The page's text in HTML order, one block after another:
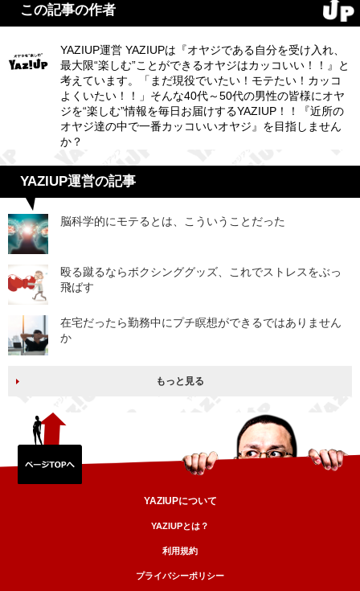
この記事の作者
YAZIUP運営 YAZIUPは『オヤジである自分を受け入れ、
最大限“楽しむ”ことができるオヤジはカッコいい！！』と
考えています。「まだ現役でいたい！モテたい！カッコ
よくいたい！！」そんな40代～50代の男性の皆様にオヤ
ジを“楽しむ”情報を毎日お届けするYAZIUP！！『近所の
オヤジ達の中で一番カッコいいオヤジ』を目指しません
か？
YAZIUP運営の記事
脳科学的にモテるとは、こういうことだった
殴る蹴るならボクシンググッズ、これでストレスをぶっ
飛ばす
在宅だったら勤務中にプチ瞑想ができるではありません
か
もっと見る
YAZIUPについて
YAZIUPとは？
利用規約
プライバシーポリシー